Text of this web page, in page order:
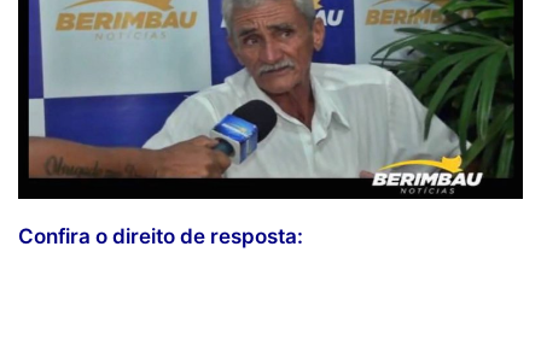
Confira o direito de resposta: